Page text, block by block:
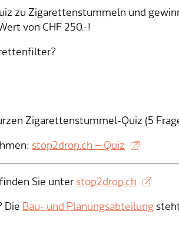
zu Zigarettenstummeln und
von CHF 250.-!
Zigarettenstummel-Quiz (5
stop2drop.ch – Quiz
Sie unterstop2drop.ch
DieBau- und Planungsabteilung